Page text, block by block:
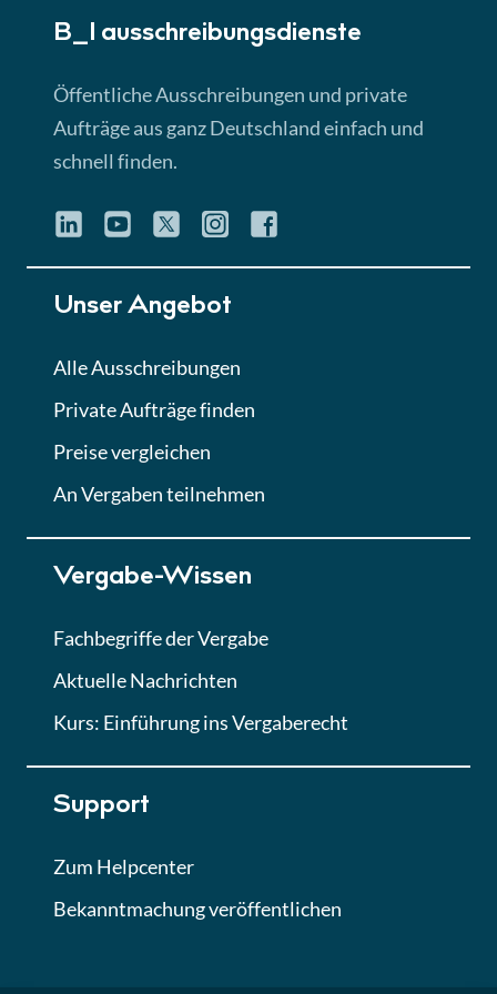
Lektion 3
► 4:31 Min
Quiz
Eignung im Vergabeverfahren
Lektion 6
Abgabe von Angeboten
Lektion
Lektion 7
Finales Quiz
B_I ausschreibungs­dienste
Öffentliche Ausschreibungen und private
Aufträge aus ganz Deutschland einfach und
schnell finden.
Unser Angebot
Alle Ausschreibungen
Private Aufträge finden
Preise vergleichen
An Vergaben teilnehmen
Vergabe-Wissen
Fachbegriffe der Vergabe
Aktuelle Nachrichten
Kurs: Einführung ins Vergaberecht
Support
Zum Helpcenter
Bekanntmachung veröffentlichen